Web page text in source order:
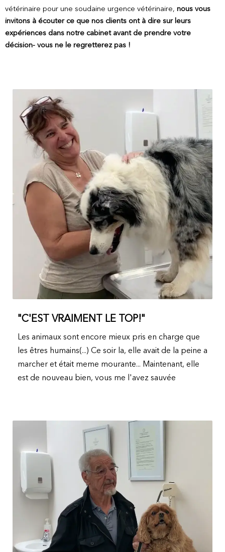
vétérinaire pour une soudaine urgence vétérinaire, nous vous
invitons à écouter ce que nos clients ont à dire sur leurs
expériences dans notre cabinet avant de prendre votre
décision- vous ne le regretterez pas !
"C'EST VRAIMENT LE TOP!"
Les animaux sont encore mieux pris en charge que
les êtres humains(...) Ce soir la, elle avait de la peine a
marcher et était meme mourante... Maintenant, elle
est de nouveau bien, vous me l'avez sauvée